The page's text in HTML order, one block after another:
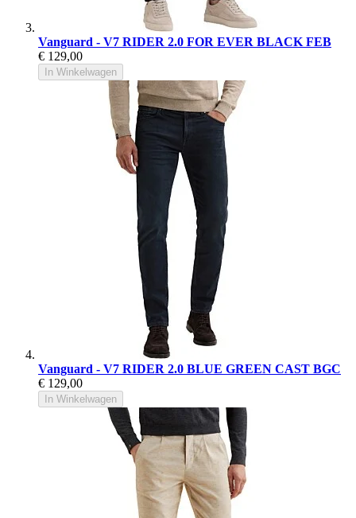
Vanguard - V7 RIDER 2.0 FOR EVER BLACK FEB
€ 129,00
In Winkelwagen
Vanguard - V7 RIDER 2.0 BLUE GREEN CAST BGC
€ 129,00
In Winkelwagen